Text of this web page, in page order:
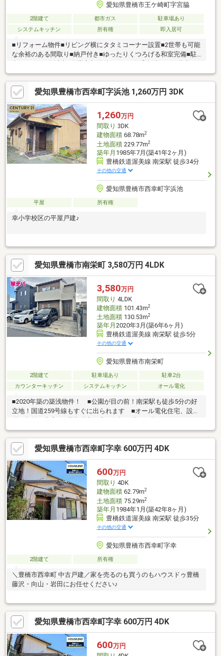
愛知県豊橋市王ケ崎町字宮脇
2階建て 都市ガス
駐車場あり
システムキッチン
所有権 即入居可
■リフォーム物件■リビング横にタタミコーナー設置■2世帯も可能
な余裕のある間取り■納戸付き■ゆったりくつろげる和室完備■駐
分！■商業施設充実
愛知県豊橋市西幸町字浜池 1,260万円 3DK
1,260万円
間取り 3DK
建物面積68.78m2
土地面積229.77m2
築年月 1985年7月(築41年2ヶ月)
豊橋鉄道渥美線 南栄駅 徒歩34分
その他の交通
愛知県豊橋市西幸町字浜池
平屋 所有権
幸小学校区の平屋戸建♪
愛知県豊橋市南栄町 3,580万円 4LDK
3,580万円
間取り 4LDK
建物面積101.43m2
土地面積130.53m2
築年月 2020年3月(築6年6ヶ月)
豊橋鉄道渥美線 南栄駅 徒歩5分
その他の交通
愛知県豊橋市南栄町
2階建て 駐車場あり
駐車2台
カウンターキッチン
システムキッチン オール電化
■2020年築の築浅物件！ ■公園が目の前！南栄駅も徒歩5分の好
立地！国道259号線もすぐに出られます ■オール電化住宅、設
愛知県豊橋市西幸町字幸 600万円 4DK
600万円
間取り 4DK
建物面積62.79m2
土地面積75.29m2
築年月 1984年1月(築42年8ヶ月)
豊橋鉄道渥美線 南栄駅 徒歩35分
その他の交通
愛知県豊橋市西幸町字幸
2階建て 所有権
＼豊橋市西幸町 中古戸建／家を売るのも買うのもハウスドゥ豊橋
藤沢・向山・岩田にお任せください♪
愛知県豊橋市西幸町字幸 600万円 4DK
600万円